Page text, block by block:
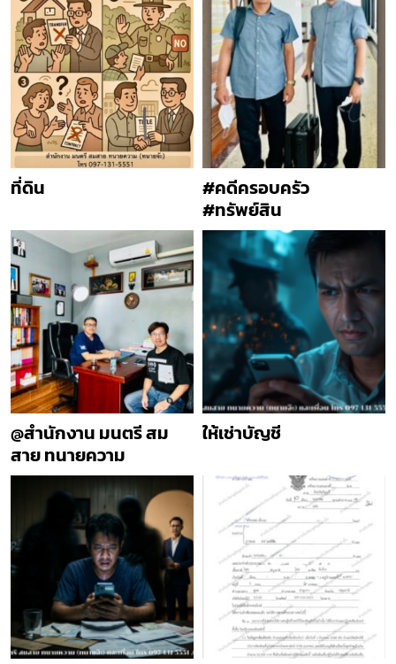
ที่ดิน
#คดีครอบครัว
#ทรัพย์สิน
@สำนักงาน มนตรี สม
สาย ทนายความ
ให้เช่าบัญชี